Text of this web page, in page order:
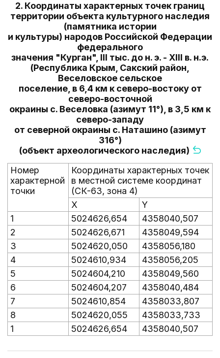
2. Координаты характерных точек границ
территории объекта культурного наследия
(памятника истории
и культуры) народов Российской Федерации
федерального
значения "Курган", III тыс. до н. э. - XIII в. н.э.
(Республика Крым, Сакский район,
Веселовское сельское
поселение, в 6,4 км к северо-востоку от
северо-восточной
окраины с. Веселовка (азимут 11°), в 3,5 км к
северо-западу
от северной окраины с. Наташино (азимут
316°)
(объект археологического наследия)
Номер
характерной
точки
Координаты характерных точек
в местной системе координат
(СК-63, зона 4)
X
Y
1
5024626,654
4358040,507
2
5024626,671
4358049,594
3
5024620,050
4358056,180
4
5024610,934
4358056,205
5
5024604,210
4358049,560
6
5024604,207
4358040,484
7
5024610,854
4358033,807
8
5024620,055
4358033,733
1
5024626,654 4358040,507